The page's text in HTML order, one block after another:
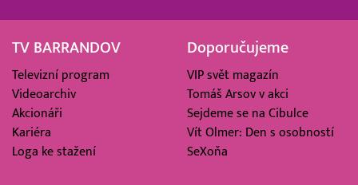
TV BARRANDOV
Televizní program
Videoarchiv
Akcionáři
Kariéra
Loga ke stažení
Doporučujeme
VIP svět magazín
Tomáš Arsov v akci
Sejdeme se na Cibulce
Vít Olmer: Den s osobností
SeXoňa